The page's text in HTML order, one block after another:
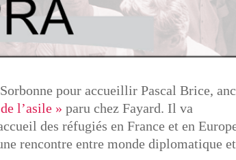
pour accueillir Pascal Brice,
l’asile » paru chez Fayard. Il va
des réfugiés en France et en
rencontre entre monde diplomatique et